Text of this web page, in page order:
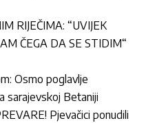
RIJEČIMA: “UVIJEK
ČEGA DA SE STIDIM“
Osmo poglavlje
sarajevskoj Betaniji
Pjevačici ponudili